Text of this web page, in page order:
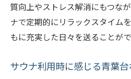
質向上やストレス解消にもつな
ナで定期的にリラックスタイム
もに充実した日々を送ることが
サウナ利用時に感じる青葉